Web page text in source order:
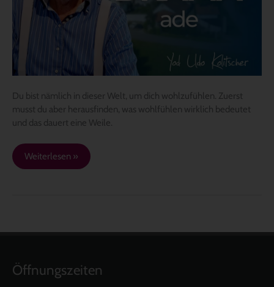
Du bist nämlich in dieser Welt, um dich wohlzufühlen. Zuerst
musst du aber herausfinden, was wohlfühlen wirklich bedeutet
und das dauert eine Weile.
Weiterlesen »
Öffnungszeiten